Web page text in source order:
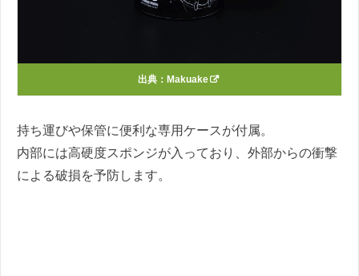
出典： Makuake
持ち運びや保管に便利な専用ケースが付属。
内部には高硬度スポンジが入っており、外部からの衝撃
による破損を予防します。